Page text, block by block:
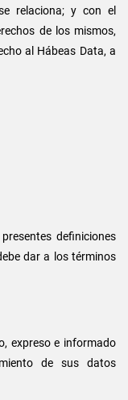
relaciona; y con el
de los mismos,
al Hábeas Data, a
definiciones
dar a los términos
expreso e informado
de sus datos